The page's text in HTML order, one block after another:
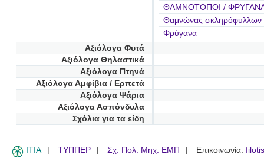
ΘΑΜΝΟΤΟΠΟΙ /
Θαμνώνας σκληρόφυλλων
Φρύγανα
Αξιόλογα Φυτά
Αξιόλογα Θηλαστικά
Αξιόλογα Πτηνά
Αξιόλογα Αμφίβια / Ερπετά
Αξιόλογα Ψάρια
Αξιόλογα Ασπόνδυλα
Σχόλια για τα είδη
ITIA ΤΥΠΠΕΡ Σχ. Πολ. Μηχ. ΕΜΠ Επικοινωνία: